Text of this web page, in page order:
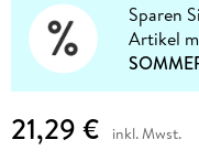
Sparen
Artikel
21,29 € inkl. Mwst.